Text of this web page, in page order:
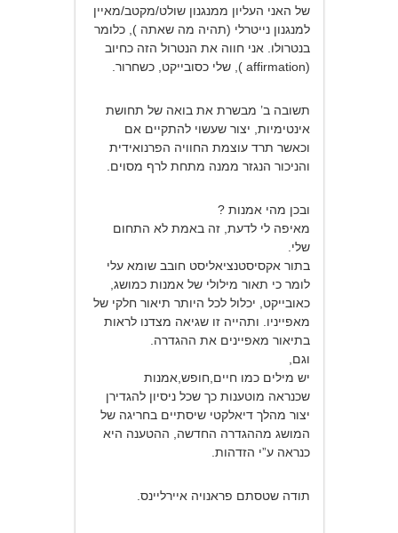
של האני העליון ממנגנון שולט/מקטב/מאיין
למנגנון נייטרלי (תהיה מה שאתה ), כלומר
בנטרולו. אני חווה את הנטרול הזה כחיוב
(affirmation ), שלי כסובייקט, כשחרור.
תשובה ב’ מבשרת את בואה של תחושת
אינטימיות, יצור שעשוי להתקיים אם
וכאשר תרד עוצמת החוויה הפרנואידית
והניכור הנגזר ממנה מתחת לרף מסוים.
ובכן מהי אמנות ?
מאיפה לי לדעת, זה באמת לא התחום
שלי.
בתור אקסיסטנציאליסט חובב שומא עלי
לומר כי תאור מילולי של אמנות כמושג,
כאובייקט, יכלול לכל היותר תיאור חלקי של
מאפייניו. ותהייה זו שגיאה מצדנו לראות
בתיאור מאפיינים את ההגדרה.
וגם,
יש מילים כמו חיים,חופש,אמנות
שכנראה מוטענות כך שכל ניסיון להגדירן
יצור מהלך דיאלקטי שיסתיים בחריגה של
המושג מההגדרה החדשה, ההטענה היא
כנראה ע”י הזדהות.
תודה שטסתם פראנויה איירליינס.